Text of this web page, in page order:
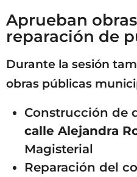
Aprueban
reparación de
Durante la sesión
obras públicas
Construcción de
calle Alejandra
Magisterial
Reparación del